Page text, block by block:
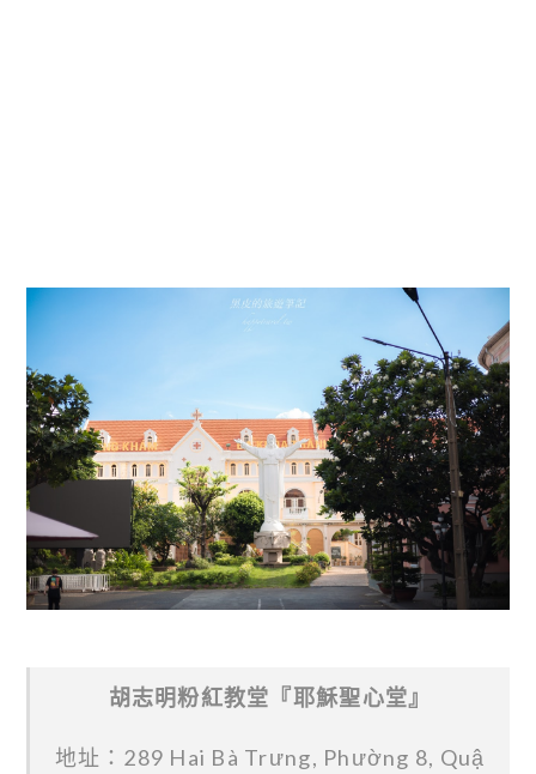
胡志明粉紅教堂『耶穌聖心堂』
地址：289 Hai Bà Trưng, Phường 8, Quậ